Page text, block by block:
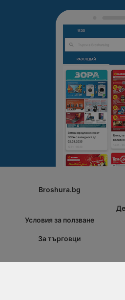
Broshura.bg
Условия за ползване
За търговци